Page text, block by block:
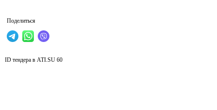
Поделиться
ID тендера в ATI.SU 60